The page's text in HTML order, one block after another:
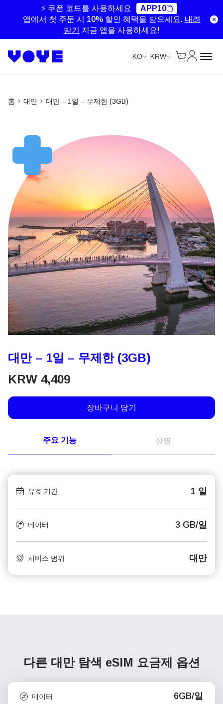
⚡ 쿠폰 코드를 사용하세요
APP10
앱에서 첫 주문 시 10% 할인 혜택을 받으세요. 내려
받기
지금 앱을 사용하세요!
KO KRW
홈 대만 대만 – 1일 – 무제한 (3GB)
대만 – 1일 – 무제한 (3GB)
KRW 4,409
장바구니 담기
주요 기능 설명
유효 기간 1 일
데이터 3 GB/일
서비스 범위 대만
다른 대만 탐색 eSIM 요금제 옵션
Unlimited Data
데이터 6GB/일
Unlimited Data
Unlimited Data
Unlimited Data